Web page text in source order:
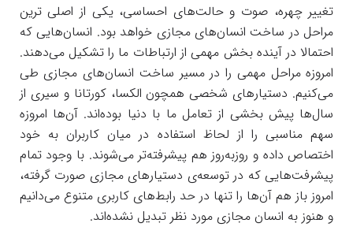
تغییر چهره، صوت و حالت‌های احساسی، یکی از اصلی ترین
مراحل در ساخت انسان‌های مجازی خواهد بود. انسان‌هایی که
احتمالا در آینده بخش مهمی از ارتباطات ما را تشکیل می‌دهند.
امروزه مراحل مهمی را در مسیر ساخت انسان‌های مجازی طی
می‌کنیم. دستیارهای شخصی همچون الکسا، کورتانا و سیری از
سال‌ها پیش بخشی از تعامل ما با دنیا بوده‌اند. آن‌ها امروزه
سهم مناسبی را از لحاظ استفاده در میان کاربران به خود
اختصاص داده‌ و روزبه‌روز هم پیشرفته‌تر می‌شوند. با وجود تمام
پیشرفت‌هایی که در توسعه‌ی دستیارهای مجازی صورت گرفته،
امروز باز هم آن‌ها را تنها در حد رابط‌های کاربری متنوع می‌دانیم
و هنوز به انسان مجازی مورد نظر تبدیل نشده‌اند.